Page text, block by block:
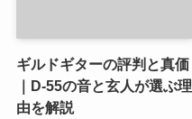
ギルドギターの評判と真価
｜D-55の音と玄人が選ぶ理
由を解説